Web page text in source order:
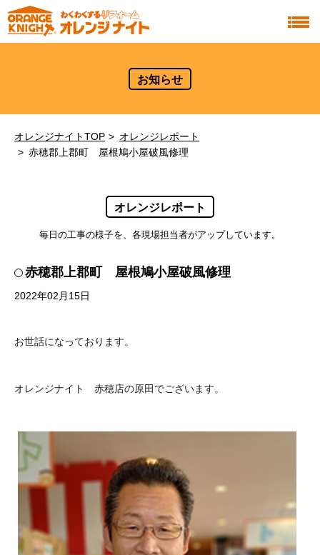
お知らせ
オレンジナイトTOP
オレンジレポート
赤穂郡上郡町 屋根鳩小屋破風修理
オレンジレポート
毎日の工事の様子を、各現場担当者がアップしています。
赤穂郡上郡町 屋根鳩小屋破風修理
2022年02月15日
お世話になっております。
オレンジナイト 赤穂店の原田でございます。